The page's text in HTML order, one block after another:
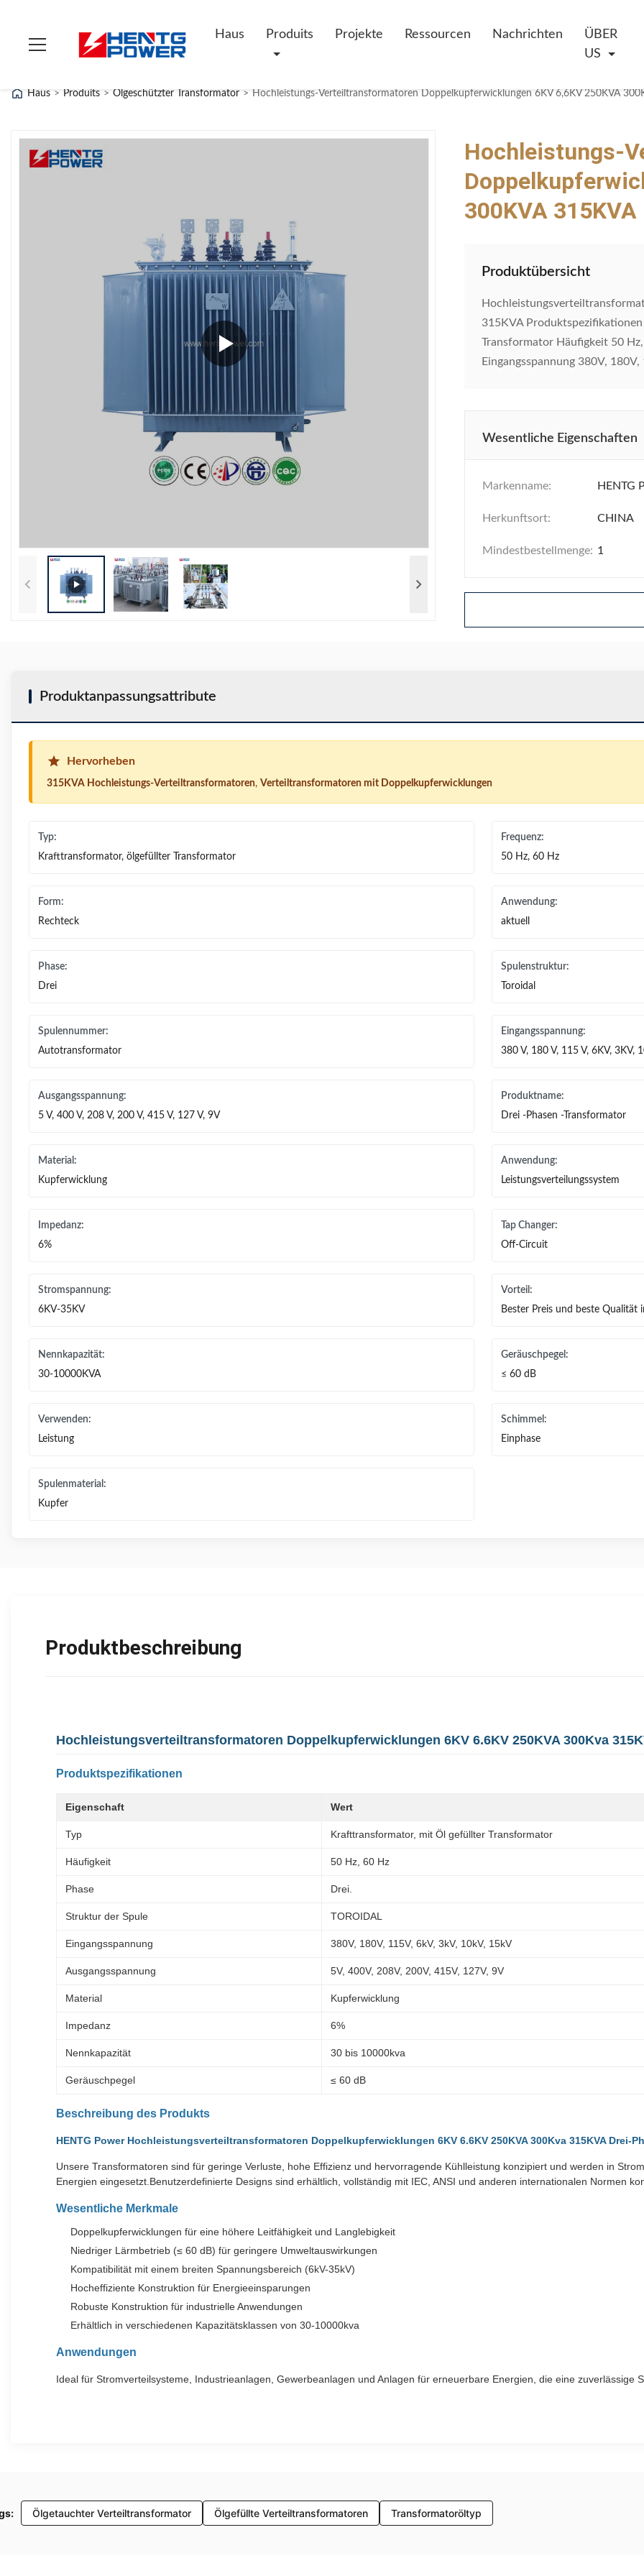
Haus Produits Projekte Ressourcen Nachrichten
ÜBER
US
Haus > Produits > Ölgeschützter Transformator > Hochleistungs-Verteiltransformatoren Doppelkupferwicklungen 6KV 6,6KV 250KVA
Hochleistungs-
300KVA 315KVA
Produktübersicht
315KVA
Transformator Häufigkeit 50
Eingangsspannung 380V,
Wesentliche Eigenschaften
Markenname: HENTG
Herkunftsort: CHINA
Mindestbestellmenge: 1
Produktanpassungsattribute
Hervorheben
315KVA Hochleistungs-Verteiltransformatoren, Verteiltransformatoren mit Doppelkupferwicklungen
Typ:
Krafttransformator, ölgefüllter Transformator
Frequenz:
50 Hz, 60 Hz
Form:
Rechteck
Anwendung:
aktuell
Phase:
Drei
Spulenstruktur:
Toroidal
Spulennummer:
Autotransformator
Eingangsspannung:
380 V, 180 V, 115 V, 6KV, 3KV,
Ausgangsspannung:
5 V, 400 V, 208 V, 200 V, 415 V, 127 V, 9V
Produktname:
Drei -Phasen -Transformator
Material:
Kupferwicklung
Anwendung:
Leistungsverteilungssystem
Impedanz:
6%
Tap Changer:
Off-Circuit
Stromspannung:
6KV-35KV
Vorteil:
Bester Preis und beste Qualität
Nennkapazität:
30-10000KVA
Geräuschpegel:
≤ 60 dB
Verwenden:
Leistung
Schimmel:
Einphase
Spulenmaterial:
Kupfer
Produktbeschreibung
Hochleistungsverteiltransformatoren Doppelkupferwicklungen 6KV 6.6KV 250KVA 300Kva
Produktspezifikationen
Eigenschaft Wert
Typ Krafttransformator, mit Öl gefüllter Transformator
Häufigkeit 50 Hz, 60 Hz
Phase Drei.
Struktur der Spule TOROIDAL
Eingangsspannung 380V, 180V, 115V, 6kV, 3kV, 10kV, 15kV
Ausgangsspannung 5V, 400V, 208V, 200V, 415V, 127V, 9V
Material Kupferwicklung
Impedanz 6%
Nennkapazität 30 bis 10000kva
Geräuschpegel ≤ 60 dB
Beschreibung des Produkts
HENTG Power Hochleistungsverteiltransformatoren Doppelkupferwicklungen 6KV 6.6KV 250KVA 300Kva 315KVA Drei-
Unsere Transformatoren sind für geringe Verluste, hohe Effizienz und hervorragende Kühlleistung konzipiert und werden in
Energien eingesetzt.Benutzerdefinierte Designs sind erhältlich, vollständig mit IEC, ANSI und anderen internationalen Normen
Wesentliche Merkmale
Doppelkupferwicklungen für eine höhere Leitfähigkeit und Langlebigkeit
Niedriger Lärmbetrieb (≤ 60 dB) für geringere Umweltauswirkungen
Kompatibilität mit einem breiten Spannungsbereich (6kV-35kV)
Hocheffiziente Konstruktion für Energieeinsparungen
Robuste Konstruktion für industrielle Anwendungen
Erhältlich in verschiedenen Kapazitätsklassen von 30-10000kva
Anwendungen
Ideal für Stromverteilsysteme, Industrieanlagen, Gewerbeanlagen und Anlagen für erneuerbare Energien, die eine zuverlässige
Ölgetauchter Verteiltransformator Ölgefüllte Verteiltransformatoren Transformatoröltyp